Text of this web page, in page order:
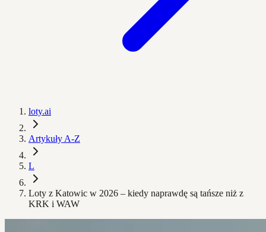
loty.ai
Artykuły A-Z
L
Loty z Katowic w 2026 – kiedy naprawdę są tańsze niż z
KRK i WAW